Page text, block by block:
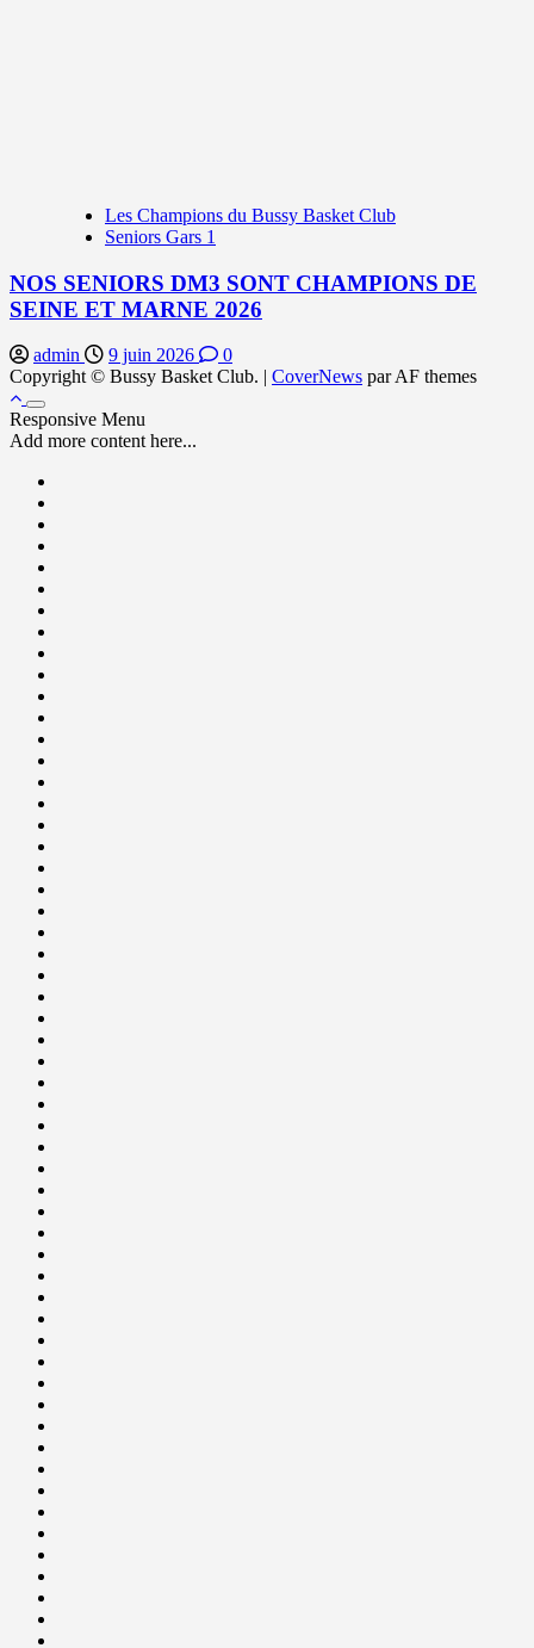
Les Champions du Bussy Basket Club
Seniors Gars 1
NOS SENIORS DM3 SONT CHAMPIONS DE
SEINE ET MARNE 2026
admin 9 juin 2026
0
Copyright © Bussy Basket Club. | CoverNews par AF themes
Responsive Menu
Add more content here...